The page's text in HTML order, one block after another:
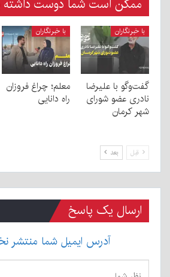
ممکن است شما دوست داشته
با خبرنگاران
گفت‌وگو با علیرضا
نادری عضو شورای
شهر کرمان
با خبرنگاران
معلم؛ چراغ فروزان
راه دانایی
قبل بعد
ارسال یک پاسخ
آدرس ایمیل شما منتشر